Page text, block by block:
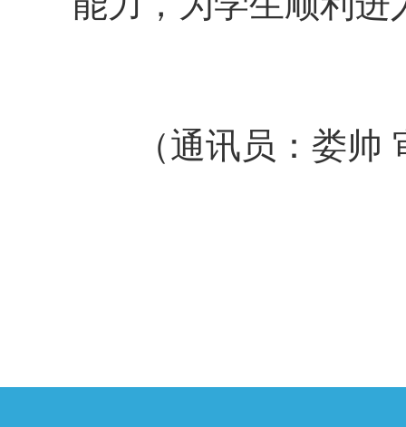
（通讯员：娄